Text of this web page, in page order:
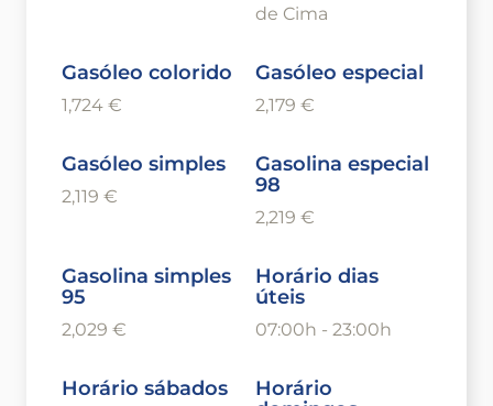
de Cima
Gasóleo colorido
1,724 €
Gasóleo especial
2,179 €
Gasóleo simples
2,119 €
Gasolina especial
98
2,219 €
Gasolina simples
95
2,029 €
Horário dias
úteis
07:00h - 23:00h
Horário sábados
Horário